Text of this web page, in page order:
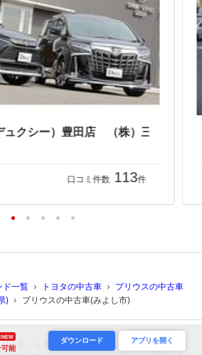
可能
ダウンロード アプリを開く
口コミ件数 113件
ド一覧 トヨタの中古車
プリウスの中古車
)
プリウスの中古車(みよし市)
ーネット買取 営業電話なし